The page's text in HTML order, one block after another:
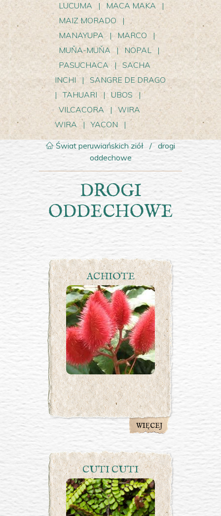
LUCUMA
| MACA MAKA
|
MAIZ MORADO
|
MANAYUPA
| MARCO
|
MUŇA-MUŇA
| NOPAL
|
PASUCHACA
|
SACHA
INCHI
|
SANGRE DE DRAGO
|
TAHUARI | UBOS
|
VILCACORA
|
WIRA
WIRA
| YACON |
Świat peruwiańskich ziół / drogi
oddechowe
DROGI
ODDECHOWE
ACHIOTE
WIĘCEJ
CUTI CUTI